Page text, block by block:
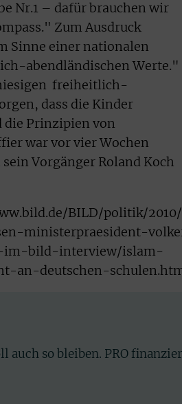
Nr.1 – dafür brauchen wir
Zum Ausdruck
Sinne einer nationalen
abendländischen Werte."
freiheitlich-
dass die Kinder
die Prinzipien von
war vor vier Wochen
Vorgänger Roland Koch
BILD/politik/
ministerpraesident-
im-bild-interview/islam-
an-deutschen-
auch so bleiben. PRO